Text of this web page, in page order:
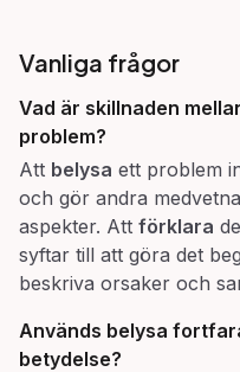
Vanliga frågor
Vad är skillnaden
problem?
Att belysa ett problem
och gör andra
aspekter. Att förklara
syftar till att göra det
beskriva orsaker och
Används belysa
betydelse?